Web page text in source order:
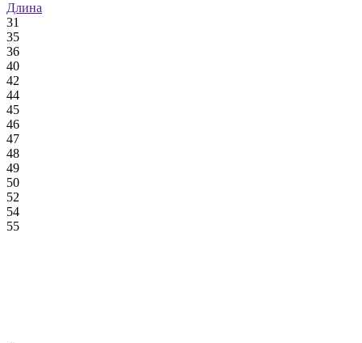
Длина
31
35
36
40
42
44
45
46
47
48
49
50
52
54
55